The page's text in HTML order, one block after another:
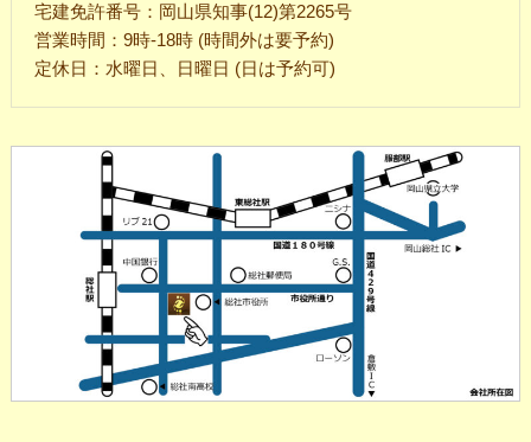
宅建免許番号：岡山県知事(12)第2265号
営業時間：9時-18時 (時間外は要予約)
定休日：水曜日、日曜日 (日は予約可)